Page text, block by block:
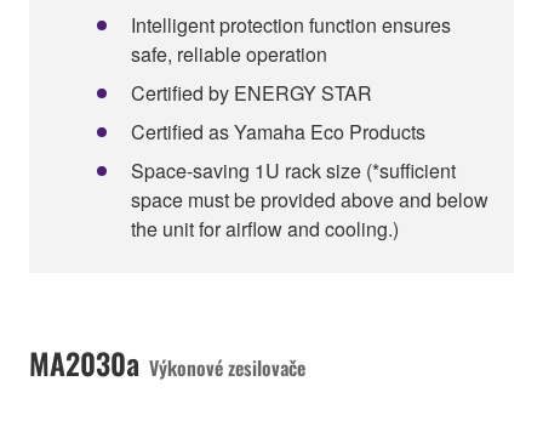
Intelligent protection function ensures
safe, reliable operation
Certified by ENERGY STAR
Certified as Yamaha Eco Products
Space-saving 1U rack size (*sufficient
space must be provided above and below
the unit for airflow and cooling.)
MA2030a Výkonové zesilovače